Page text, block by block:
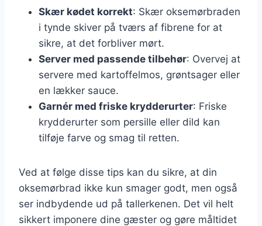
Skær kødet korrekt: Skær oksemørbraden
i tynde skiver på tværs af fibrene for at
sikre, at det forbliver mørt.
Server med passende tilbehør: Overvej at
servere med kartoffelmos, grøntsager eller
en lækker sauce.
Garnér med friske krydderurter: Friske
krydderurter som persille eller dild kan
tilføje farve og smag til retten.
Ved at følge disse tips kan du sikre, at din
oksemørbrad ikke kun smager godt, men også
ser indbydende ud på tallerkenen. Det vil helt
sikkert imponere dine gæster og gøre måltidet